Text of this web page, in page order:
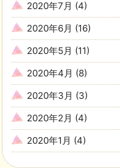
2020年7月 (4)
2020年6月 (16)
2020年5月 (11)
2020年4月 (8)
2020年3月 (3)
2020年2月 (4)
2020年1月 (4)